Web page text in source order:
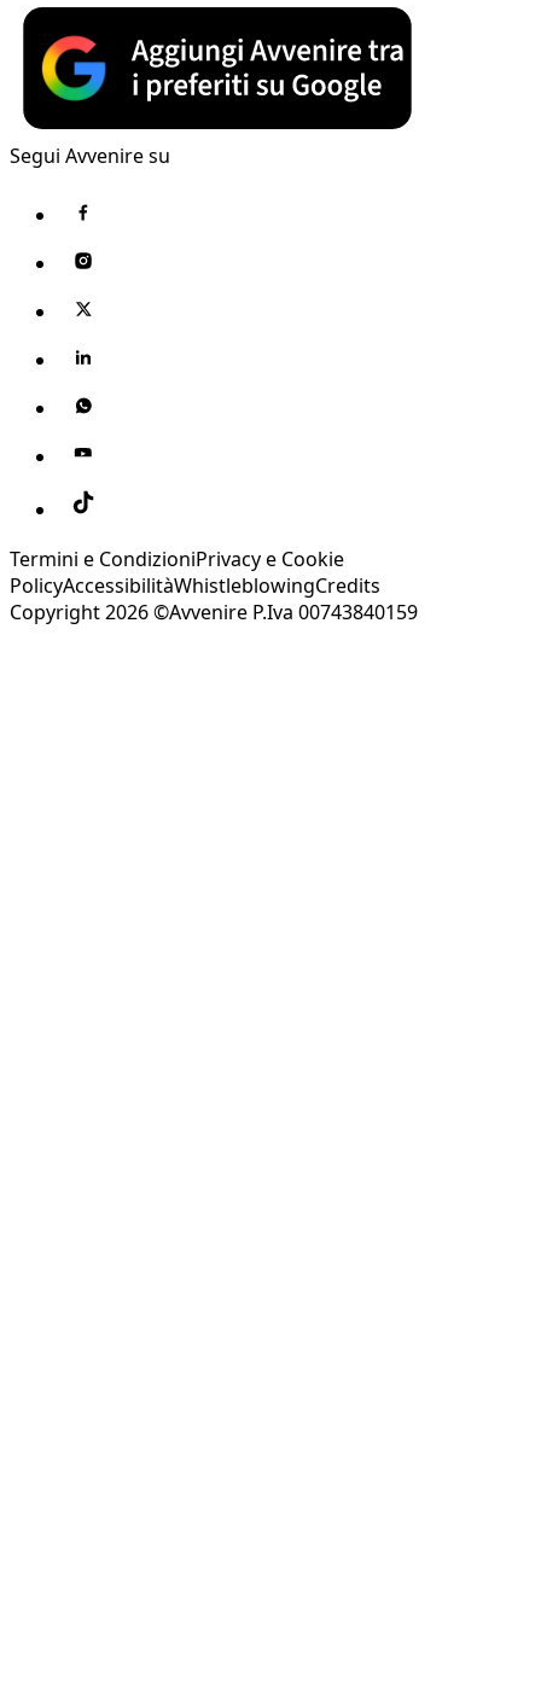
Segui Avvenire su
Termini e CondizioniPrivacy e Cookie
PolicyAccessibilitàWhistleblowingCredits
Copyright 2026 ©Avvenire P.Iva 00743840159